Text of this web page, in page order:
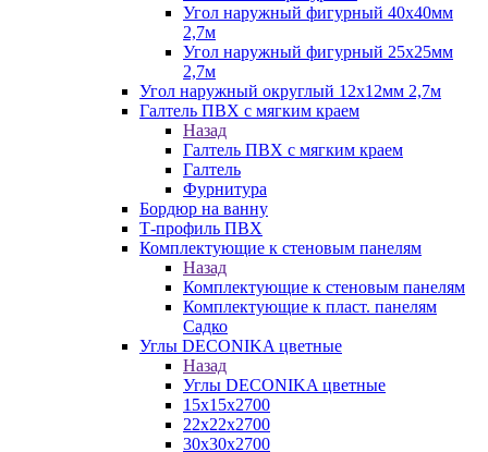
Угол наружный фигурный 40х40мм
2,7м
Угол наружный фигурный 25х25мм
2,7м
Угол наружный округлый 12х12мм 2,7м
Галтель ПВХ с мягким краем
Назад
Галтель ПВХ с мягким краем
Галтель
Фурнитура
Бордюр на ванну
Т-профиль ПВХ
Комплектующие к стеновым панелям
Назад
Комплектующие к стеновым панелям
Комплектующие к пласт. панелям
Садко
Углы DECONIKA цветные
Назад
Углы DECONIKA цветные
15х15х2700
22х22х2700
30х30х2700